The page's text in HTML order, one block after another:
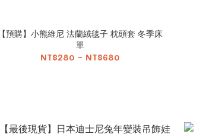
【預購】小熊維尼 法蘭絨毯子 枕頭套 冬季床
單
NT$280 ~ NT$680